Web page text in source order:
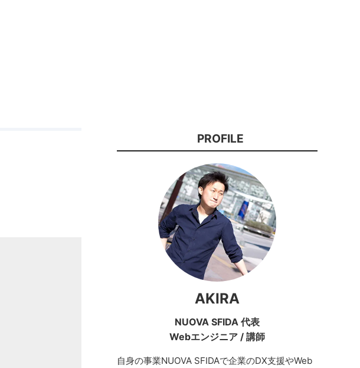
PROFILE
AKIRA
NUOVA SFIDA 代表
Webエンジニア / 講師
自身の事業NUOVA SFIDAで企業のDX支援やWeb